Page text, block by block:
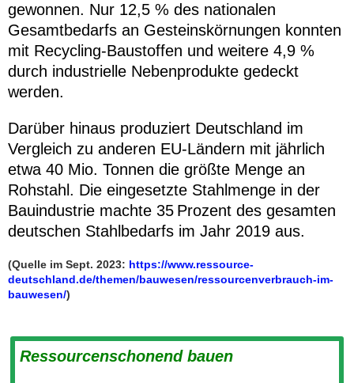
gewonnen. Nur 12,5 % des nationalen
Gesamtbedarfs an Gesteinskörnungen konnten
mit Recycling-Baustoffen und weitere 4,9 %
durch industrielle Nebenprodukte gedeckt
werden.
Darüber hinaus produziert Deutschland im
Vergleich zu anderen EU-Ländern mit jährlich
etwa 40 Mio. Tonnen die größte Menge an
Rohstahl. Die eingesetzte Stahlmenge in der
Bauindustrie machte 35 Prozent des gesamten
deutschen Stahlbedarfs im Jahr 2019 aus.
(Quelle im Sept. 2023: https://www.ressource-
deutschland.de/themen/bauwesen/ressourcenverbrauch-im-
bauwesen/)
Ressourcenschonend bauen